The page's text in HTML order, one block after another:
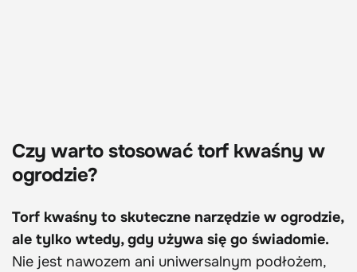
Czy warto stosować torf kwaśny w
ogrodzie?
Torf kwaśny to skuteczne narzędzie w ogrodzie,
ale tylko wtedy, gdy używa się go świadomie.
Nie jest nawozem ani uniwersalnym podłożem,